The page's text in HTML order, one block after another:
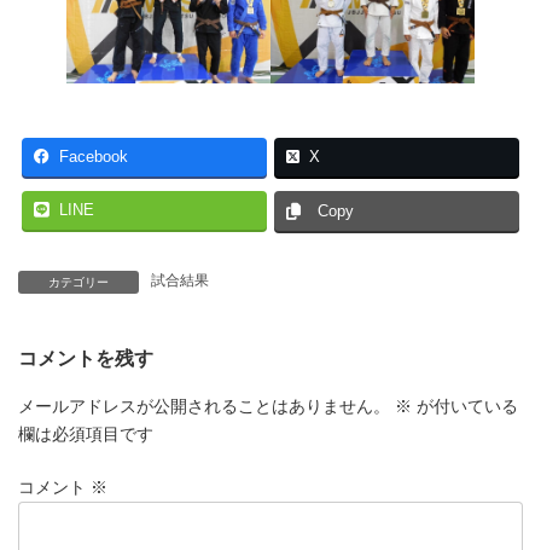
Facebook X
LINE Copy
カテゴリー 試合結果
コメントを残す
メールアドレスが公開されることはありません。 ※ が付いている
欄は必須項目です
コメント ※